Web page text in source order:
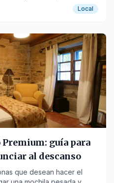
fuertes.
Local
guía para
al descanso
que desean hacer el